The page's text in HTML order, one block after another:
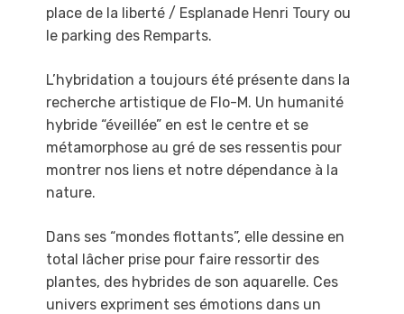
place de la liberté / Esplanade Henri Toury ou
le parking des Remparts.
L’hybridation a toujours été présente dans la
recherche artistique de Flo-M. Un humanité
hybride “éveillée” en est le centre et se
métamorphose au gré de ses ressentis pour
montrer nos liens et notre dépendance à la
nature.
Dans ses “mondes flottants”, elle dessine en
total lâcher prise pour faire ressortir des
plantes, des hybrides de son aquarelle. Ces
univers expriment ses émotions dans un